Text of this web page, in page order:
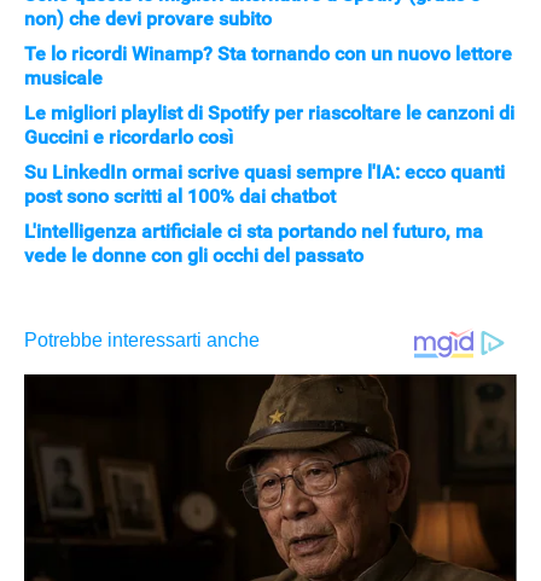
non) che devi provare subito
Te lo ricordi Winamp? Sta tornando con un nuovo lettore
musicale
Le migliori playlist di Spotify per riascoltare le canzoni di
Guccini e ricordarlo così
Su LinkedIn ormai scrive quasi sempre l'IA: ecco quanti
post sono scritti al 100% dai chatbot
L'intelligenza artificiale ci sta portando nel futuro, ma
vede le donne con gli occhi del passato